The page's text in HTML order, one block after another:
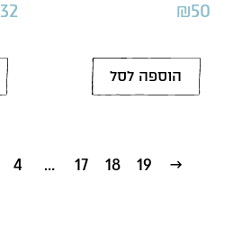
₪50
הוספה לסל
32
4 … 17 18 19 ←